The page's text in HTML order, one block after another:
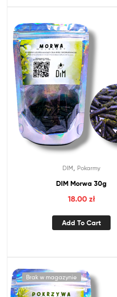
DIM Pokarmy
DIM Morwa 30g
18.00 zł
Add To Cart
Brak w magazynie